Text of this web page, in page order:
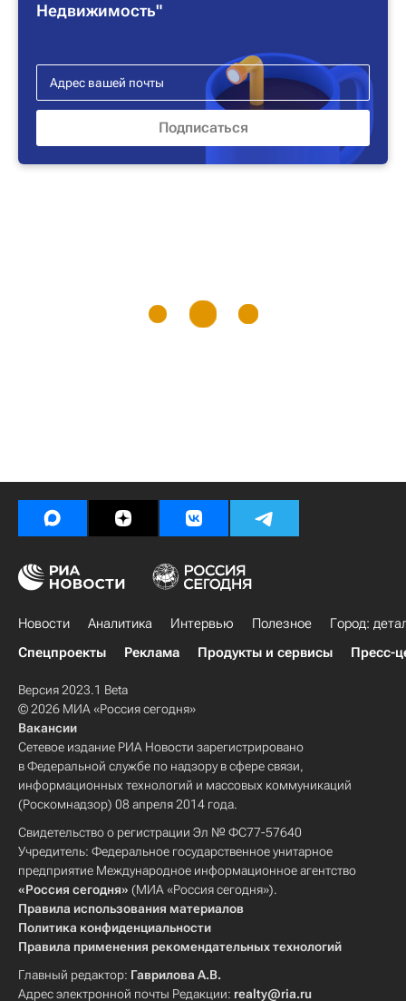
Недвижимость"
Новости Аналитика Интервью Полезное
Город:
Спецпроекты
Реклама Продукты и сервисы Пресс-
Версия 2023.1 Beta
© 2026 МИА «Россия сегодня»
Вакансии
Сетевое издание РИА Новости зарегистрировано
в Федеральной службе по надзору в сфере связи,
информационных технологий и массовых коммуникаций
(Роскомнадзор) 08 апреля 2014 года.
Свидетельство о регистрации Эл № ФС77-57640
Учредитель: Федеральное государственное унитарное
предприятие Международное информационное агентство
«Россия сегодня» (МИА «Россия сегодня»).
Правила использования материалов
Политика конфиденциальности
Правила применения рекомендательных технологий
Главный редактор: Гаврилова А.В.
Адрес электронной почты Редакции: realty@ria.ru